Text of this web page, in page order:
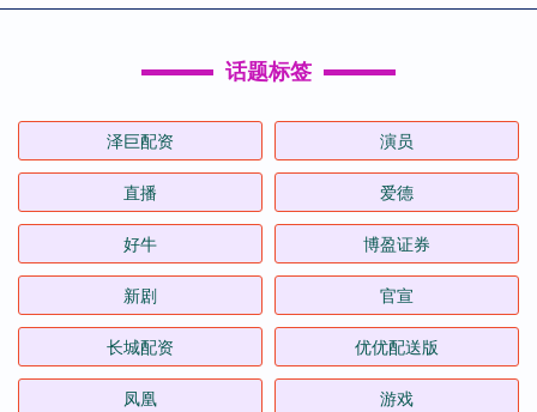
话题标签
泽巨配资 演员
直播 爱德
好牛 博盈证券
新剧 官宣
长城配资 优优配送版
凤凰 游戏